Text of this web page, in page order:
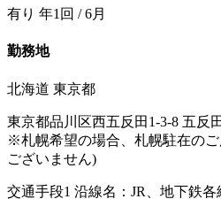
有り 年1回 / 6月
勤務地
北海道 東京都
東京都品川区西五反田1-3-8 五反
※札幌希望の場合、札幌駐在の
ございません)
交通手段1 沿線名：JR、地下鉄